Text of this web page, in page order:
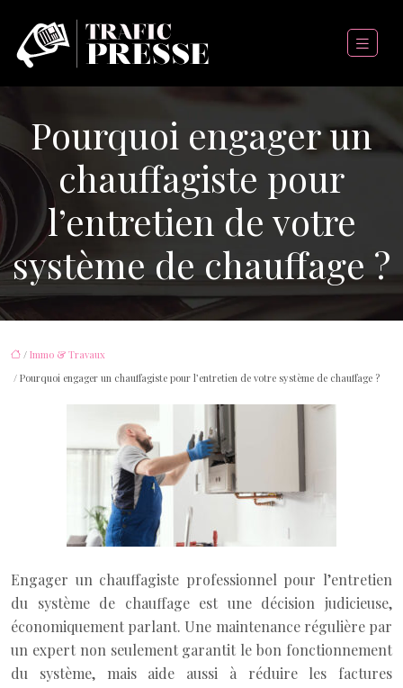
Pourquoi engager un
chauffagiste pour
l’entretien de votre
système de chauffage ?
/ Immo & Travaux
/ Pourquoi engager un chauffagiste pour l’entretien de votre système de chauffage ?
Engager un chauffagiste professionnel pour l’entretien
du système de chauffage est une décision judicieuse,
économiquement parlant. Une maintenance régulière par
un expert non seulement garantit le bon fonctionnement
du système, mais aide aussi à réduire les factures